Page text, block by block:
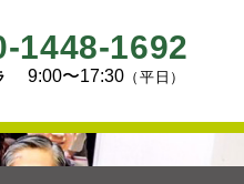
1448-1692
9:00〜17:30 （平日）